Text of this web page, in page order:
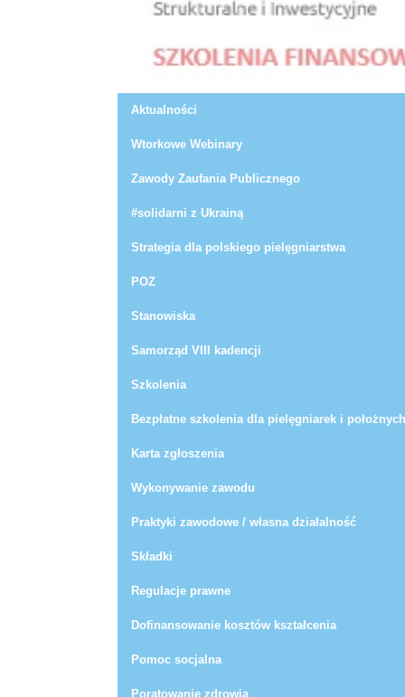
Aktualności
Wtorkowe Webinary
Zawody Zaufania Publicznego
#solidarni z Ukrainą
Strategia dla polskiego pielęgniarstwa
POZ
Stanowiska
Samorząd VIII kadencji
Szkolenia
Bezpłatne szkolenia dla pielęgniarek i
Karta zgłoszenia
Wykonywanie zawodu
Praktyki zawodowe / własna działalność
Składki
Regulacje prawne
Dofinansowanie kosztów kształcenia
Pomoc socjalna
Poratowanie zdrowia